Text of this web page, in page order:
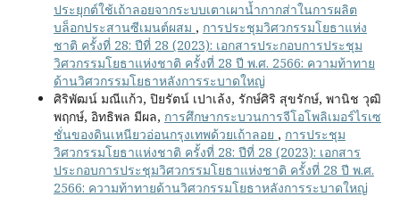
ประยุกต์ใช้เถ้าลอยจากระบบเตาเผาน้ำกากส่าในการผลิต
บล็อกประสานซีเมนต์ผสม , การประชุมวิศวกรรมโยธาแห่ง
ชาติ ครั้งที่ 28: ปีที่ 28 (2023): เอกสารประกอบการประชุม
วิศวกรรมโยธาแห่งชาติ ครั้งที่ 28 ปี พ.ศ. 2566: ความท้าทาย
ด้านวิศวกรรมโยธาหลังการระบาดใหญ่
ศิริพัฒน์ มณีแก้ว, ปิยรัตน์ เปาเล้ง, รักษ์ศิริ สุขรักษ์, พานิช วุฒิ
พฤกษ์, อิทธิพล มีผล, การศึกษากระบวนการจีโอโพลิเมอร์ไรเซ
ชั่นของดินเหนียวอ่อนกรุงเทพด้วยเถ้าลอย , การประชุม
วิศวกรรมโยธาแห่งชาติ ครั้งที่ 28: ปีที่ 28 (2023): เอกสาร
ประกอบการประชุมวิศวกรรมโยธาแห่งชาติ ครั้งที่ 28 ปี พ.ศ.
2566: ความท้าทายด้านวิศวกรรมโยธาหลังการระบาดใหญ่